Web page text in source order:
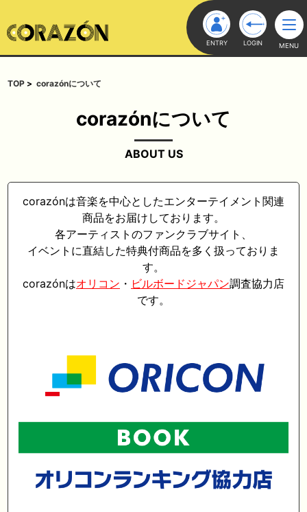
ENTRY LOGIN MENU
TOP corazónについて
corazónについて
ABOUT US
corazónは音楽を中心としたエンターテイメント関連
商品をお届けしております。
各アーティストのファンクラブサイト、
イベントに直結した特典付商品を多く扱っておりま
す。
corazónはオリコン ・ ビルボードジャパン調査協力店
です。